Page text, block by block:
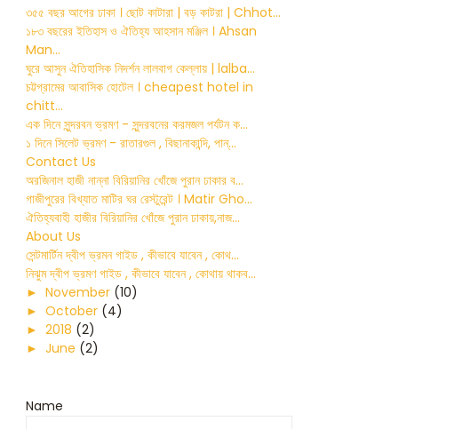
৩৫৫ বছর আগের ঢাকা । ছোট কাটারা | বড় কাটরা | Chhot...
১৮৩ বছরের ইতিহাস ও ঐতিহ্য আহসান মঞ্জিল । Ahsan
Man...
ঘুরে আসুন ঐতিহাসিক নিদর্শন লালবাগ কেল্লায় | lalba...
চট্টগ্রামের আবাসিক হোটেল । cheapest hotel in
chitt...
এক দিনে সুন্দরবন ভ্রমণ - সুন্দরবনের করমজল পর্যটন ক...
১ দিনে সিলেট ভ্রমণ - রাতারগুল , বিছানাকান্দি, পান্...
Contact Us
অরজিনাল হাজী নান্না বিরিয়ানির খোঁজে পুরান ঢাকার ব...
গাজীপুরের বিখ্যাত মাটির ঘর রেস্টুরেন্ট । Matir Gho...
ঐতিহ্যবাহী হাজীর বিরিয়ানির খোঁজে পুরান ঢাকায়,নাজ...
About Us
সেন্টমার্টিন দ্বীপ ভ্রমন গাইড , কীভাবে যাবেন , কোথ...
নিঝুম দ্বীপ ভ্রমণ গাইড , কীভাবে যাবেন , কোথায় থাকব...
► November (10)
► October (4)
► 2018 (2)
► June (2)
Name